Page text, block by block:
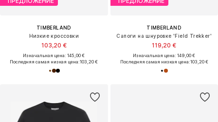
TIMBERLAND
Низкие кроссовки
103,20 €
Изначальная цена: 145,00 €
Последняя самая низкая цена:103,20 €
TIMBERLAND
Сапоги на шнуровке 'Field Trekker'
119,20 €
Изначальная цена: 149,00 €
Последняя самая низкая цена:103,20 €